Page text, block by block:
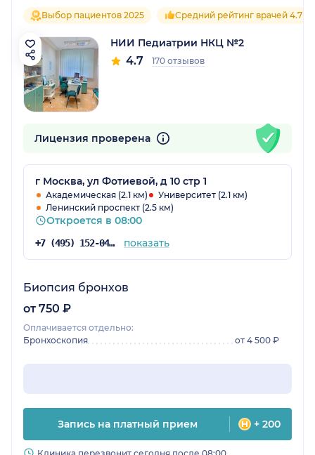
Выбор пациентов 2025 Средний рейтинг врачей 4.7
НИИ Педиатрии НКЦ №2
4.7 170 отзывов
Лицензия проверена
г Москва, ул Фотиевой, д 10 стр 1
Академическая (2.1 км)
Университет (2.1 км)
Ленинский проспект (2.5 км)
Откроется в 08:00
+7 (495) 152-04-54 показать
Биопсия бронхов
от 750 ₽
Оплачивается отдельно:
Бронхоскопия
от 4 500 ₽
Запись на платный прием + 200